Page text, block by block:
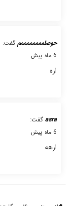
حوصلممممممممم گفت:
6 ماه پیش
اره
asra گفت:
6 ماه پیش
ارهه